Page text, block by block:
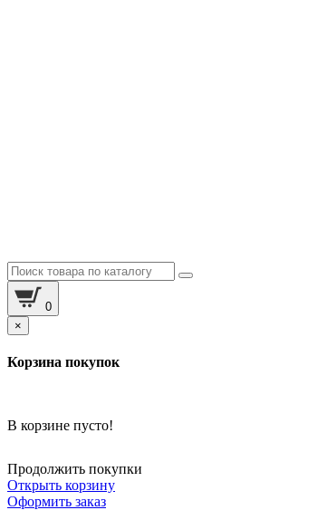
0
×
Корзина покупок
В корзине пусто!
Продолжить покупки
Открыть корзину
Оформить заказ